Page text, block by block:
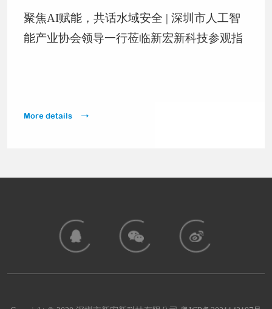
聚焦AI赋能，共话水域安全 | 深圳市人工智
能产业协会领导一行莅临新宏新科技参观指
More details